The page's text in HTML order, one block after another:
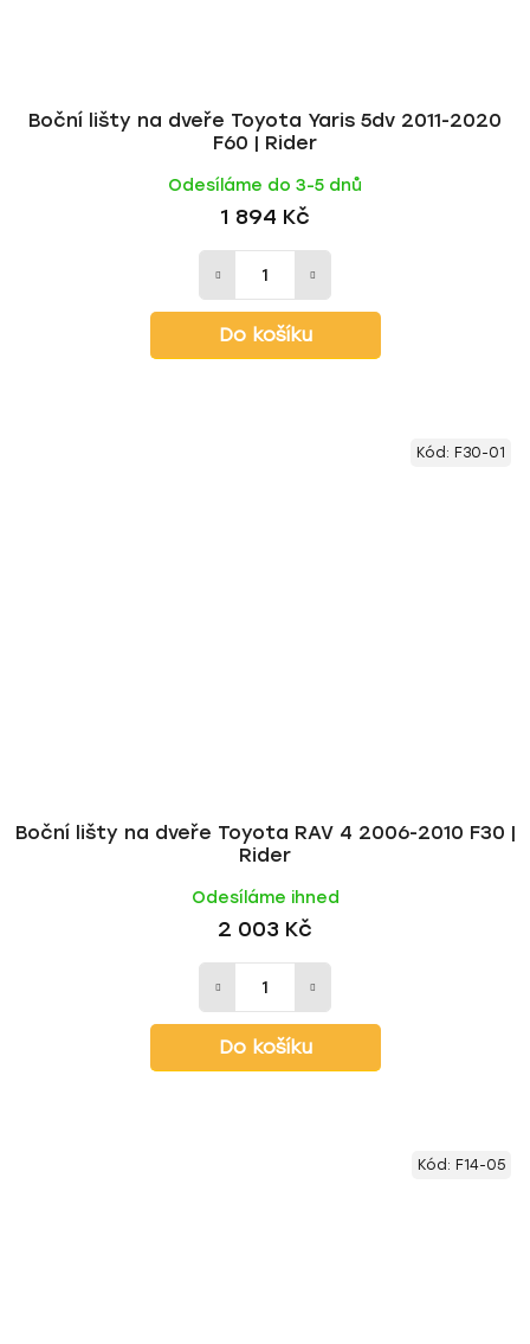
Boční lišty na dveře Toyota Yaris 5dv 2011-2020
F60 | Rider
Odesíláme do 3-5 dnů
1 894 Kč
Do košíku
Boční lišty na dveře Toyota RAV 4 2006-2010 F30 |
Rider
Odesíláme ihned
2 003 Kč
Do košíku
Kód: F30-01
Kód: F14-05